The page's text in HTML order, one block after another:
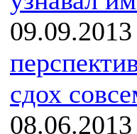
09.09.2013
сдох
08.06.2013